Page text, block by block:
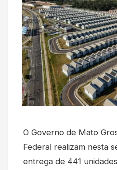
O Governo de Mato
Federal realizam nesta
entrega de 441